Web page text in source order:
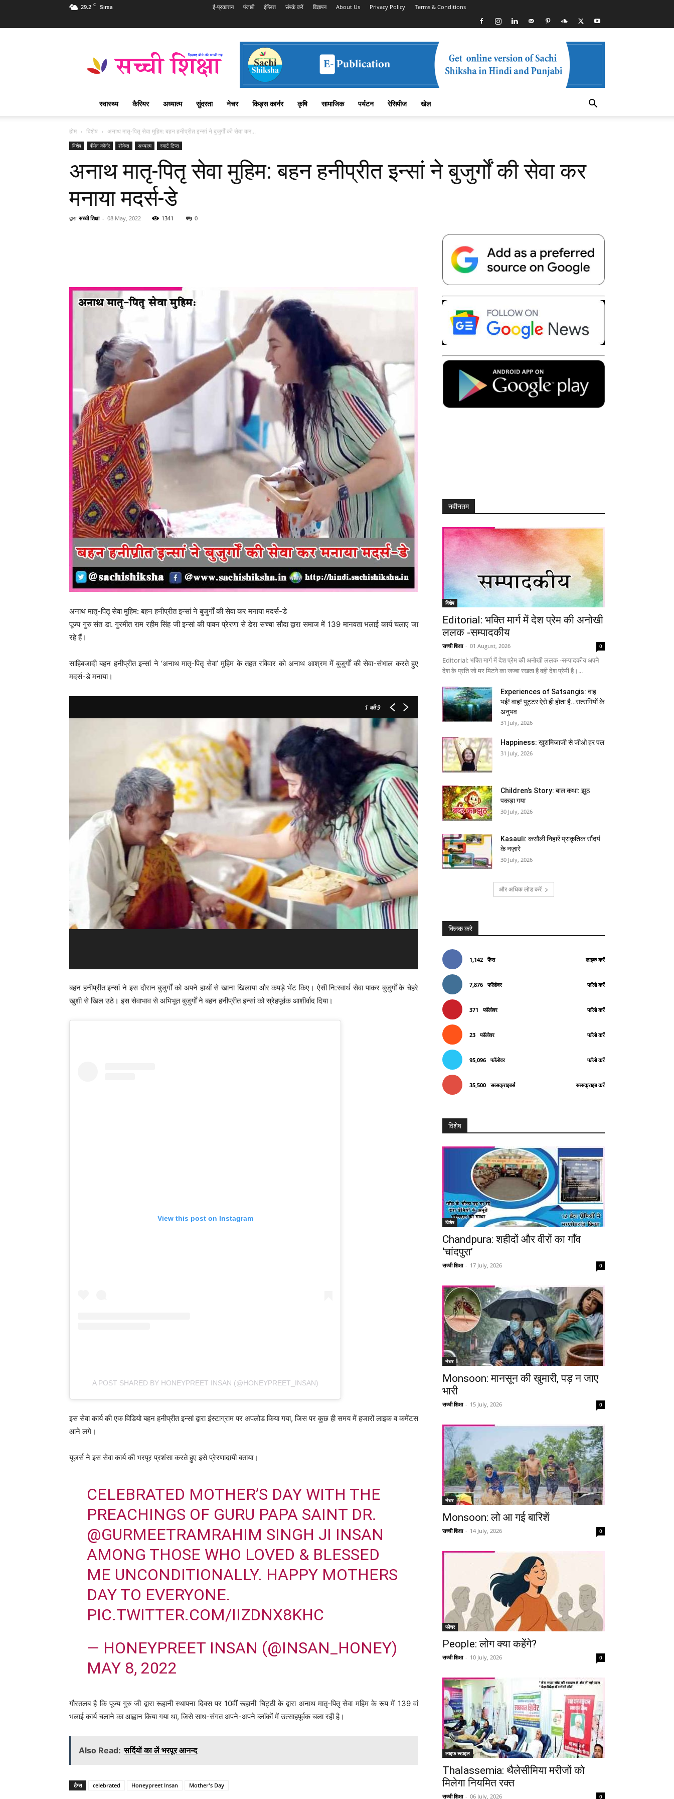
29.2 C Sirsa ई-प्रकाशन पंजाबी इंग्लिश संपर्क करें विज्ञापन About Us Privacy Policy Terms & Conditions
Shiksha
शिक्षा
पत्रिका
स्वास्थ्य कैरियर अध्यात्म सुंदरता नेचर किड्स कार्नर कृषि सामाजिक पर्यटन रेसिपीज खेल
होम विशेष अनाथ मातृ-पितृ सेवा मुहिम: बहन हनीप्रीत इन्सां ने बुजुर्गों की सेवा कर...
विशेष वीमेन कॉर्नर शोकेस अध्यात्म स्मार्ट टिप्स
अनाथ मातृ-पितृ सेवा मुहिम: बहन हनीप्रीत इन्सां ने बुजुर्गों की सेवा कर
मनाया मदर्स-डे
द्वारा सच्ची शिक्षा - 08 May, 2022 1341 0
Telegram Copy URL
अनाथ मातृ-पितृ सेवा मुहिम: बहन हनीप्रीत इन्सां ने बुजुर्गों की सेवा कर मनाया मदर्स-डे
पूज्य गुरु संत डा. गुरमीत राम रहीम सिंह जी इन्सां की पावन प्रेरणा से डेरा सच्चा सौदा द्वारा समाज में 139 मानवता भलाई कार्य चलाए जा
रहे हैं।
साहिबजादी बहन हनीप्रीत इन्सां ने ‘अनाथ मातृ-पितृ सेवा’ मुहिम के तहत रविवार को अनाथ आश्रम में बुजुर्गों की सेवा-संभाल करते हुए
मदर्स-डे मनाया।
1 की 9
बहन हनीप्रीत इन्सां ने इस दौरान बुजुर्गों को अपने हाथों से खाना खिलाया और कपड़े भेंट किए। ऐसी नि:स्वार्थ सेवा पाकर बुजुर्गों के चेहरे
खुशी से खिल उठे। इस सेवाभाव से अभिभूत बुजुर्गों ने बहन हनीप्रीत इन्सां को स्रेहपूर्वक आशीर्वाद दिया।
View this post on Instagram
A POST SHARED BY HONEYPREET INSAN (@HONEYPREET_INSAN)
इस सेवा कार्य की एक विडियो बहन हनीप्रीत इन्सां द्वारा इंस्टाग्राम पर अपलोड किया गया, जिस पर कुछ ही समय में हजारों लाइक व कमेंटस
आने लगे।
यूजर्स ने इस सेवा कार्य की भरपूर प्रशंसा करते हुए इसे प्रेरणादायी बताया।
CELEBRATED MOTHER’S DAY WITH THE
PREACHINGS OF GURU PAPA SAINT DR.
@GURMEETRAMRAHIM SINGH JI INSAN
AMONG THOSE WHO LOVED & BLESSED
ME UNCONDITIONALLY. HAPPY MOTHERS
DAY TO EVERYONE.
PIC.TWITTER.COM/IIZDNX8KHC
— HONEYPREET INSAN (@INSAN_HONEY)
MAY 8, 2022
गौरतलब है कि पूज्य गुरु जी द्वारा रूहानी स्थापना दिवस पर 10वीं रूहानी चिट्ठी के द्वारा अनाथ मातृ-पितृ सेवा महिम के रूप में 139 वां
भलाई कार्य चलाने का आह्वान किया गया था, जिसे साध-संगत अपने-अपने ब्लॉकों में उत्साहपूर्वक चला रही है।
Also Read: सर्दियों का लें भरपूर आनन्द
टैग्स celebrated Honeypreet Insan Mother's Day
नवीनतम
विशेष
Editorial: भक्ति मार्ग में देश प्रेम की अनोखी
ललक -सम्पादकीय
सच्ची शिक्षा - 01 August, 2026 0
Editorial: भक्ति मार्ग में देश प्रेम की अनोखी ललक -सम्पादकीय अपने
देश के प्रति जो मर मिटने का जज्बा रखता है वही देश प्रेमी है।...
Experiences of Satsangis: वाह
भई! वाह! पुट्टर ऐसे ही होता है…सत्संगियों के
अनुभव
31 July, 2026
Happiness: खुशमिजाजी से जीओ हर पल
31 July, 2026
Children’s Story: बाल कथा: झूठ
पकड़ा गया
30 July, 2026
Kasauli: कसौली निहारें प्राकृतिक सौंदर्य
के नज़ारे
30 July, 2026
और अधिक लोड करें
क्लिक करे
1,142 फैंस लाइक करें
7,876 फॉलोवर फॉलो करें
371 फॉलोवर फॉलो करें
23 फॉलोवर फॉलो करें
95,096 फॉलोवर फॉलो करें
35,500 सब्सक्राइबर्स सब्सक्राइब करें
विशेष
विशेष
Chandpura: शहीदों और वीरों का गाँव
‘चांदपुरा’
सच्ची शिक्षा - 17 July, 2026 0
नेचर
Monsoon: मानसून की खुमारी, पड़ न जाए
भारी
सच्ची शिक्षा - 15 July, 2026 0
नेचर
Monsoon: लो आ गई बारिशें
सच्ची शिक्षा - 14 July, 2026 0
फीचर
People: लोग क्या कहेंगे?
सच्ची शिक्षा - 10 July, 2026 0
लाइफ स्टाइल
Thalassemia: थैलेसीमिया मरीजों को
मिलेगा नियमित रक्त
सच्ची शिक्षा - 06 July, 2026 0